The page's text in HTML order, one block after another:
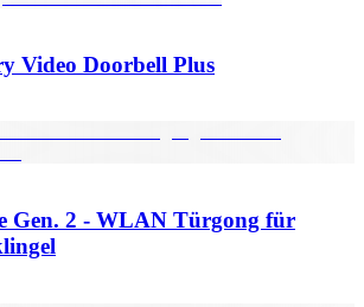
Video Doorbell Plus
Gen. 2 - WLAN Türgong für